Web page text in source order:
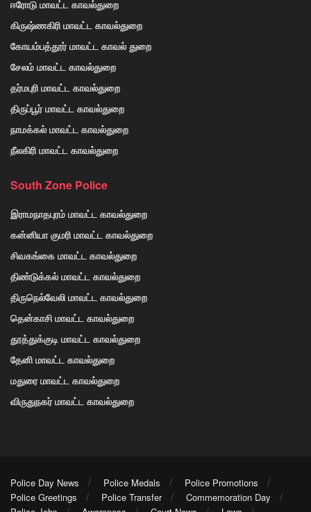
ஈரோடு மாவட்ட காவல்துறை
கிருஷ்ணகிரி மாவட்ட காவல்துறை
கோயம்பத்தூர் மாவட்ட காவல் துறை
சேலம் மாவட்ட காவல்துறை
தர்மபுரி மாவட்ட காவல்துறை
திருப்பூர் மாவட்ட காவல்துறை
நாமக்கல் மாவட்ட காவல்துறை
நீலகிரி மாவட்ட காவல்துறை
South Zone Police
இராமநாதபுரம் மாவட்ட காவல்துறை
கன்னியா குமரி மாவட்ட காவல்துறை
சிவகங்கை மாவட்ட காவல்துறை
திண்டுக்கல் மாவட்ட காவல்துறை
திருநெல்வேலி மாவட்ட காவல்துறை
தென்காசி மாவட்ட காவல்துறை
தூத்துக்குடி மாவட்ட காவல்துறை
தேனி மாவட்ட காவல்துறை
மதுரை மாவட்ட காவல்துறை
விருதுநகர் மாவட்ட காவல்துறை
Police Day News Police Medals
Police Promotions
Police Greetings
Police Transfer
Commemoration Day